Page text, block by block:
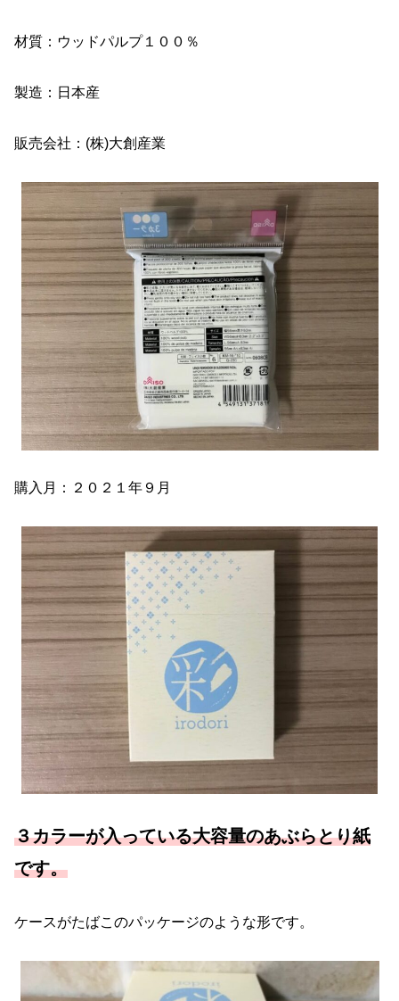
材質：ウッドパルプ１００％
製造：日本産
販売会社：(株)大創産業
購入月：２０２１年９月
３カラーが入っている大容量のあぶらとり紙
です。
ケースがたばこのパッケージのような形です。